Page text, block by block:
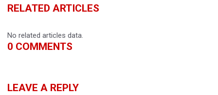
RELATED ARTICLES
No related articles data.
0 COMMENTS
LEAVE A REPLY